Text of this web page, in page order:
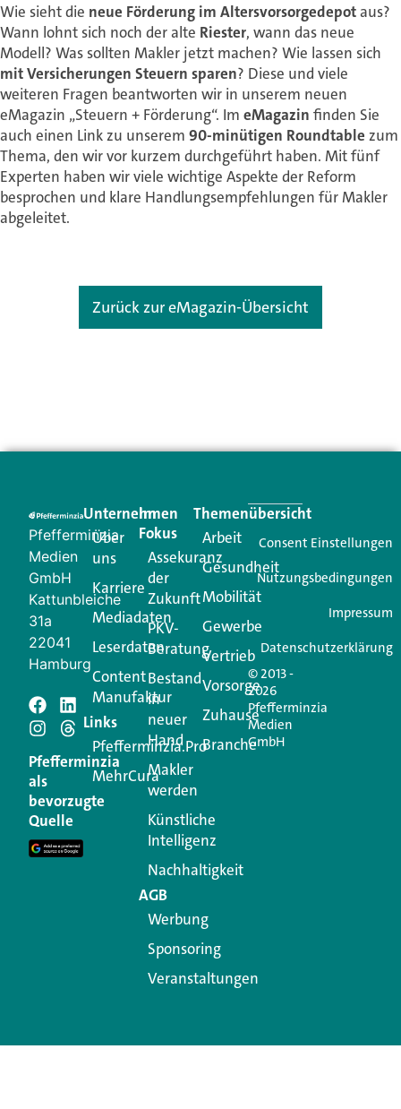
Wie sieht die neue Förderung im Altersvorsorgedepotaus?
Wann lohnt sich noch der alte Riester, wann das neue
Modell? Was sollten Makler jetzt machen? Wie lassen sich
mit Versicherungen Steuern sparen? Diese und viele
weiteren Fragen beantworten wir in unserem neuen
eMagazin „Steuern + Förderung“. Im eMagazin finden Sie
auch einen Link zu unserem 90-minütigen Roundtable zum
Thema, den wir vor kurzem durchgeführt haben. Mit fünf
Experten haben wir viele wichtige Aspekte der Reform
besprochen und klare Handlungsempfehlungen für Makler
abgeleitet.
Zurück zur eMagazin-Übersicht
Pfefferminzia
Medien
GmbH
Kattunbleiche
31a
22041
Hamburg
Pfefferminzia
als
bevorzugte
Quelle
Unternehmen
Über
uns
Karriere
Mediadaten
Leserdaten
Content
Manufaktur
Links
Pfefferminzia.Pro
MehrCura
Im
Fokus
Assekuranz
der
Zukunft
PKV-
Beratung
Bestand
in
neuer
Hand
Makler
werden
Künstliche
Intelligenz
Nachhaltigkeit
AGB
Werbung
Sponsoring
Veranstaltungen
Themenübersicht
Arbeit
Gesundheit
Mobilität
Gewerbe
Vertrieb
Vorsorge
Zuhause
Branche
© 2013 -
2026
Pfefferminzia
Medien
GmbH
Consent Einstellungen
Nutzungsbedingungen
Impressum
Datenschutzerklärung